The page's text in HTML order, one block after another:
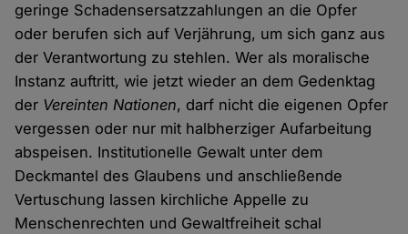
geringe Schadensersatzzahlungen an die Opfer
oder berufen sich auf Verjährung, um sich ganz aus
der Verantwortung zu stehlen. Wer als moralische
Instanz auftritt, wie jetzt wieder an dem Gedenktag
der Vereinten Nationen, darf nicht die eigenen Opfer
vergessen oder nur mit halbherziger Aufarbeitung
abspeisen. Institutionelle Gewalt unter dem
Deckmantel des Glaubens und anschließende
Vertuschung lassen kirchliche Appelle zu
Menschenrechten und Gewaltfreiheit schal